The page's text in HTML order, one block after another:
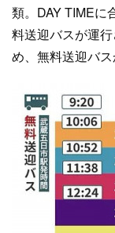
類。DAY TIMEに
料送迎バスが運
め、無料送迎バス